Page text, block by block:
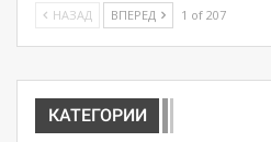
НАЗАД ВПЕРЕД 1 of 207
КАТЕГОРИИ